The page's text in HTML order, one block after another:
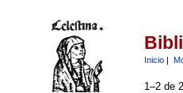
Inicio|
1–2 de